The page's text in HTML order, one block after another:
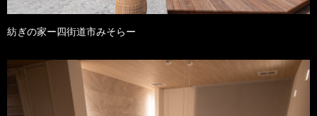
紡ぎの家ー四街道市みそらー